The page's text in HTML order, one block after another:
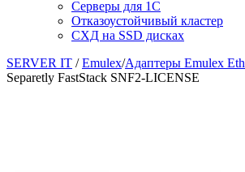
Серверы для 1С
Отказоустойчивый кластер
СХД на SSD дисках
SERVER IT / Emulex/Адаптеры Emulex
Separetly FastStack SNF2-LICENSE